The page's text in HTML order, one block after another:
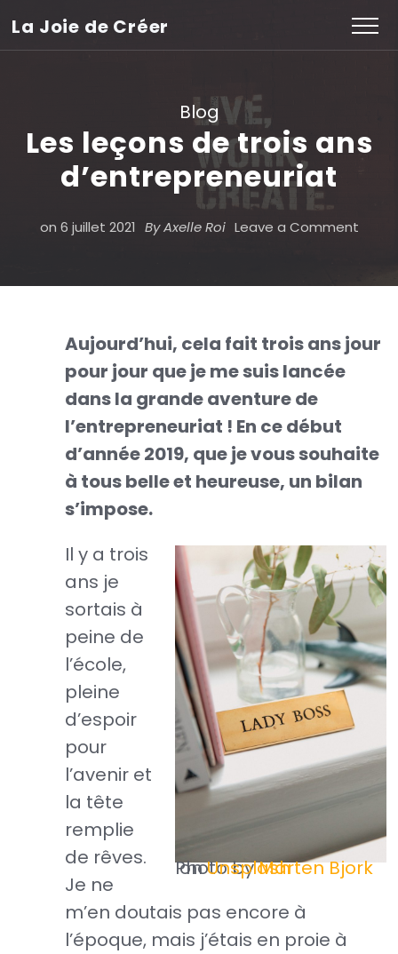
La Joie de Créer
Blog
Les leçons de trois ans
d’entrepreneuriat
on 6 juillet 2021 ByAxelle Roi Leave a Commenton
trois
Aujourd’hui, cela fait trois ans jour
pour jour que je me suis lancée
dans la grande aventure de
l’entrepreneuriat ! En ce début
d’année 2019, que je vous souhaite
à tous belle et heureuse, un bilan
s’impose.
Photo byMarten Bjork
onUnsplash
Il y a trois
ans je
sortais à
peine de
l’école,
pleine
d’espoir
pour
l’avenir et
la tête
remplie
de rêves.
Je ne
m’en doutais pas encore à
l’époque, mais j’étais en proie à